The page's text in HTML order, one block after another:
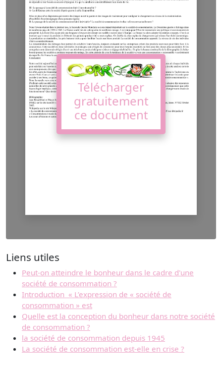
Télécharger
gratuitement
ce document
Liens utiles
Peut-on atteindre le bonheur dans le cadre d'une
société de consommation ?
Introduction « L’expression de « société de
consommation » est
Quelle est la conception du bonheur dans notre société
de consommation ?
la société de consommation depuis 1945
La société de consommation est-elle en crise ?